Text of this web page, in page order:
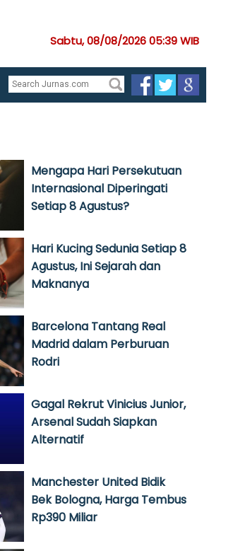
Sabtu, 08/08/2026 05:39 WIB
Mengapa Hari Persekutuan
Internasional Diperingati
Setiap 8 Agustus?
Hari Kucing Sedunia Setiap 8
Agustus, Ini Sejarah dan
Maknanya
Barcelona Tantang Real
Madrid dalam Perburuan
Rodri
Gagal Rekrut Vinicius Junior,
Arsenal Sudah Siapkan
Alternatif
Manchester United Bidik
Bek Bologna, Harga Tembus
Rp390 Miliar